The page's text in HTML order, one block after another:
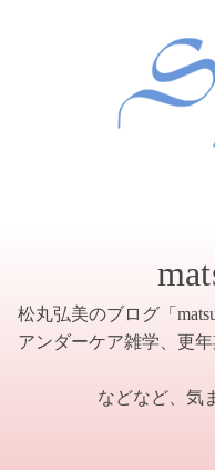
松丸弘美のブログ「
アンダーケア雑学、更
などなど、気